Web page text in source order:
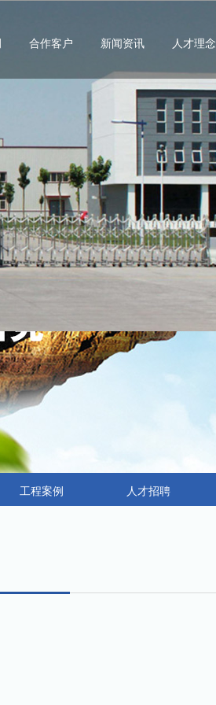
合作客户 新闻资讯 人才理念
工程案例 人才招聘